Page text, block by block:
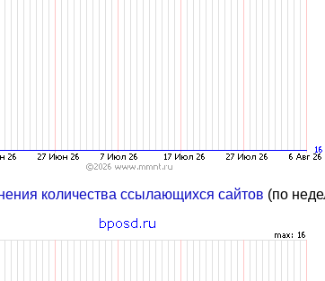
количества ссылающихся сайтов (по